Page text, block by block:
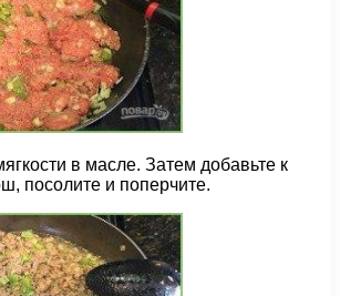
в масле. Затем добавьте к
посолите и поперчите.